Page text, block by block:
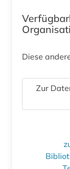
Diese
Zur